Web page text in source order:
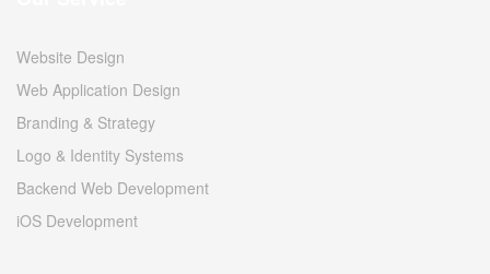
Website Design
Web Application Design
Branding & Strategy
Logo & Identity Systems
Backend Web Development
iOS Development